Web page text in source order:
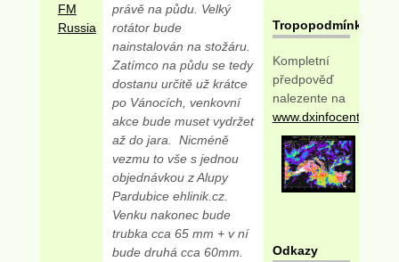
právě na půdu. Velký
rotátor bude
nainstalován na stožáru.
Zatímco na půdu se tedy
dostanu určitě už krátce
po Vánocích, venkovní
akce bude muset vydržet
až do jara. Nicméně
vezmu to vše s jednou
objednávkou z Alupy
Pardubice ehlinik.cz.
Venku nakonec bude
trubka cca 65 mm + v ní
bude druhá cca 60mm.
Tropopodmínky
Kompletní
předpověď
nalezente na
www.dxinfocentre.com
Odkazy